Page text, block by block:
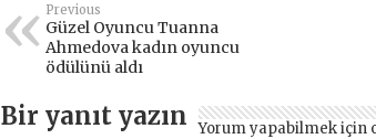
Previous
Güzel Oyuncu Tuanna
Ahmedova kadın oyuncu
ödülünü aldı
Bir yanıt yazın Yorum yapabilmek için